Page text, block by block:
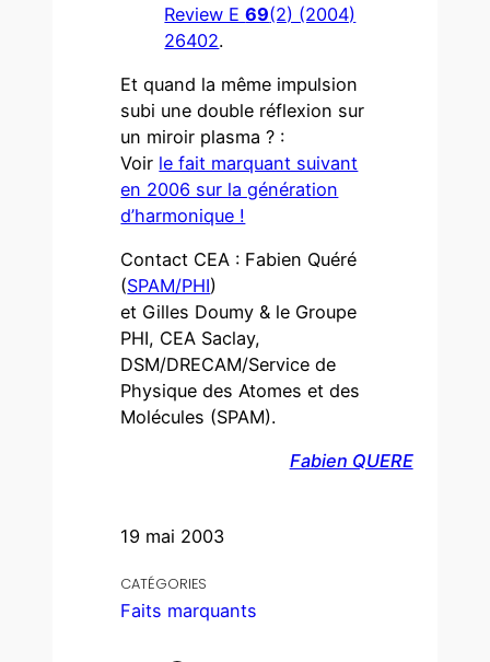
19 mai 2003
CATÉGORIES
Faits marquants
Review E69(2) (2004)
26402.
Et quand la même impulsion
subi une double réflexion sur
un miroir plasma ? :
Voir le fait marquant suivant
en 2006 sur la génération
d’harmonique !
Contact CEA : Fabien Quéré
(SPAM/PHI)
et Gilles Doumy & le Groupe
PHI, CEA Saclay,
DSM/DRECAM/Service de
Physique des Atomes et des
Molécules (SPAM).
Fabien QUERE